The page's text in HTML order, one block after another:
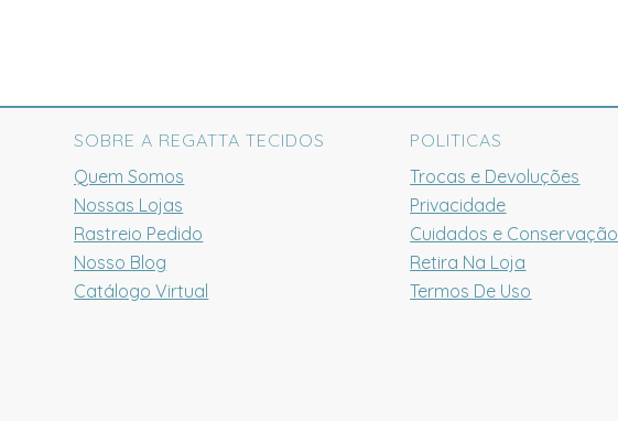
SOBRE A REGATTA TECIDOS
Quem Somos
Nossas Lojas
Rastreio Pedido
Nosso Blog
Catálogo Virtual
POLITICAS
Trocas e Devoluções
Privacidade
Cuidados e Conservação
Retira Na Loja
Termos De Uso